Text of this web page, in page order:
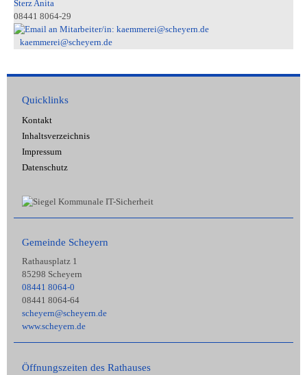
Sterz Anita
08441 8064-29
kaemmerei@scheyern.de
Quicklinks
Kontakt
Inhaltsverzeichnis
Impressum
Datenschutz
Gemeinde Scheyern
Rathausplatz 1
85298 Scheyern
08441 8064-0
08441 8064-64
scheyern@scheyern.de
www.scheyern.de
Öffnungszeiten des Rathauses